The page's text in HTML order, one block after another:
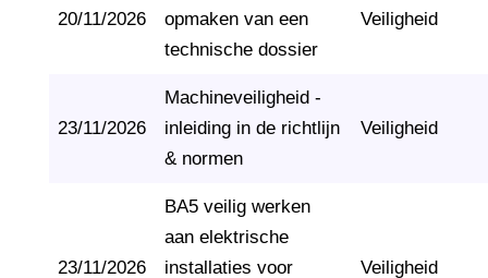
20/11/2026
opmaken van een
technische dossier
Veiligheid
23/11/2026
Machineveiligheid -
inleiding in de richtlijn
& normen
Veiligheid
23/11/2026
BA5 veilig werken
aan elektrische
installaties voor
Veiligheid